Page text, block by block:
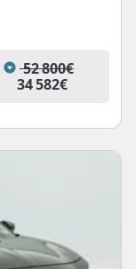
52 800€
34 582€